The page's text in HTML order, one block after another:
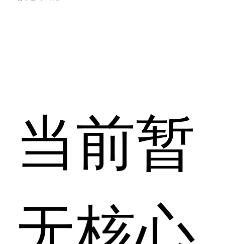
当前暂